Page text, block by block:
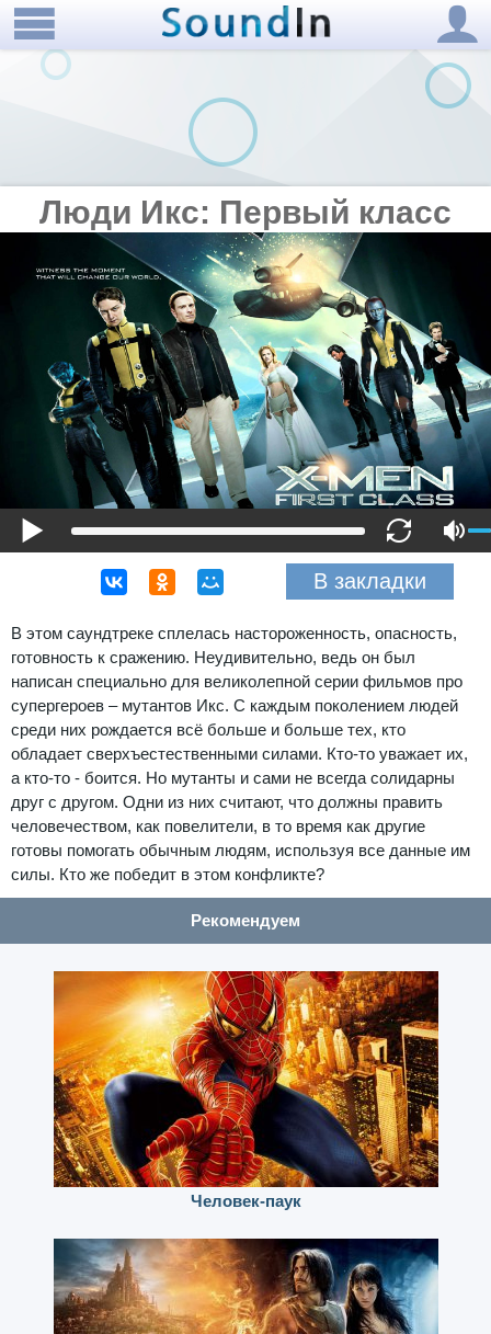
Люди Икс: Первый класс
В закладки
В этом саундтреке сплелась настороженность, опасность,
готовность к сражению. Неудивительно, ведь он был
написан специально для великолепной серии фильмов про
супергероев – мутантов Икс. С каждым поколением людей
среди них рождается всё больше и больше тех, кто
обладает сверхъестественными силами. Кто-то уважает их,
а кто-то - боится. Но мутанты и сами не всегда солидарны
друг с другом. Одни из них считают, что должны править
человечеством, как повелители, в то время как другие
готовы помогать обычным людям, используя все данные им
силы. Кто же победит в этом конфликте?
Рекомендуем
Человек-паук